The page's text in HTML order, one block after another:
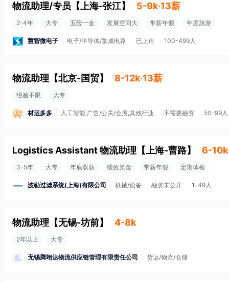
物流助理/专员 【 上海-张江】 5-9k·13薪
2-4年 大专 五险一金 发展空间大 带薪年假 年度旅游
慧智微电子 电子/半导体/集成电路 已上市 100-499人
物流助理 【北京-国贸】 8-12k·13薪
经验不限 大专
材运多多 人工智能,广告/公关/会展,其他行业 不需要融资 50-99人
Logistics Assistant 物流助理 【 上海-曹路】 6-
3-5年 大专 年底双薪 绩效奖金 带薪年假 定期体检
波勒过滤系统(上海)有限公司 机械/设备 融资未公开 1-49人
物流助理 【无锡-坊前】 4-8k
2年以上 大专
无锡腾翊达物流供应链管理有限责任公司 货运/物流/仓储